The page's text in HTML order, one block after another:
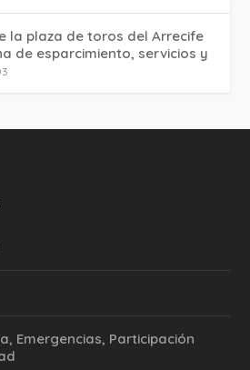
la plaza de toros del Arrecife
de esparcimiento, servicios y
Emergencias, Participación